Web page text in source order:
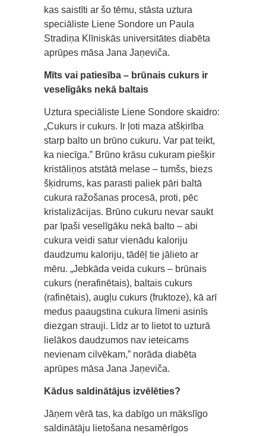
kas saistīti ar šo tēmu, stāsta uztura
speciāliste Liene Sondore un Paula
Stradiņa Klīniskās universitātes diabēta
aprūpes māsa Jana Jaņeviča.
Mīts vai patiesība – brūnais cukurs ir
veselīgāks nekā baltais
Uztura speciāliste Liene Sondore skaidro:
„Cukurs ir cukurs. Ir ļoti maza atšķirība
starp balto un brūno cukuru. Var pat teikt,
ka niecīga.” Brūno krāsu cukuram piešķir
kristāliņos atstātā melase – tumšs, biezs
šķidrums, kas parasti paliek pāri baltā
cukura ražošanas procesā, proti, pēc
kristalizācijas. Brūno cukuru nevar saukt
par īpaši veselīgāku nekā balto – abi
cukura veidi satur vienādu kaloriju
daudzumu kaloriju, tādēļ tie jālieto ar
mēru. „Jebkāda veida cukurs – brūnais
cukurs (nerafinētais), baltais cukurs
(rafinētais), augļu cukurs (fruktoze), kā arī
medus paaugstina cukura līmeni asinīs
diezgan strauji. Līdz ar to lietot to uzturā
lielākos daudzumos nav ieteicams
nevienam cilvēkam,” norāda diabēta
aprūpes māsa Jana Jaņeviča.
Kādus saldinātājus izvēlēties?
Jāņem vērā tas, ka dabīgo un mākslīgo
saldinātāju lietošana nesamērīgos